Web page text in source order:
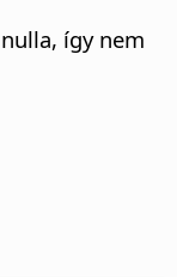
így nem